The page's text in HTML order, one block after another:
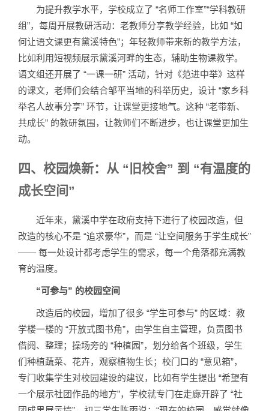
为提升教学水平，学校成立了 “名师工作室”“学科教研
组”，每周开展教研活动：老教师分享教学经验，比如 “如
何让语文课更有黛溪特色”；年轻教师带来新的教学方法，
比如利用短视频展示黛溪河畔的生态，辅助生物课教学。
语文组还开展了 “一课一研” 活动，针对《范进中举》这样
的课文，老师们会结合邹平当地的科举历史，设计 “家乡科
举名人故事分享” 环节，让课堂更接地气。这种 “老带新、
共成长” 的教研氛围，让教师们不断进步，也让课堂更加生
动。
四、校园焕新：从 “旧校舍” 到 “有温度的
成长空间”
近年来，黛溪中学在政府支持下进行了校园改造，但
改造的核心不是 “追求豪华”，而是 “让空间服务于学生成长”
—— 每一处设计都考虑学生的需求，每一个角落都充满教
育的温度。
“可参与” 的校园空间
改造后的校园，增加了很多 “学生可参与” 的区域：教
学楼一楼的 “开放式图书角”，由学生自主管理，负责图书
借阅、整理；操场旁的 “种植园”，划分给各个班级，学生
们种植蔬菜、花卉，观察植物生长；校门口的 “意见箱”，
专门收集学生对校园建设的建议，比如有学生提出 “希望有
一个展示社团作品的地方”，学校就专门在走廊开辟了 “社